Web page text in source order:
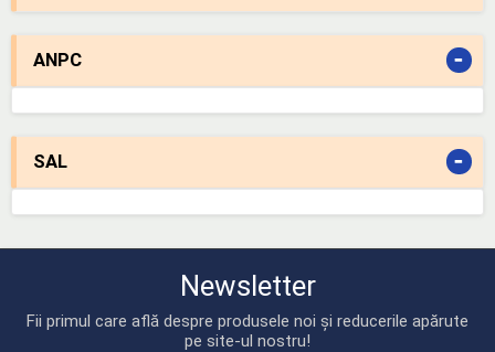
ANPC -
SAL -
Newsletter
Fii primul care află despre produsele noi și reducerile apărute
pe site-ul nostru!